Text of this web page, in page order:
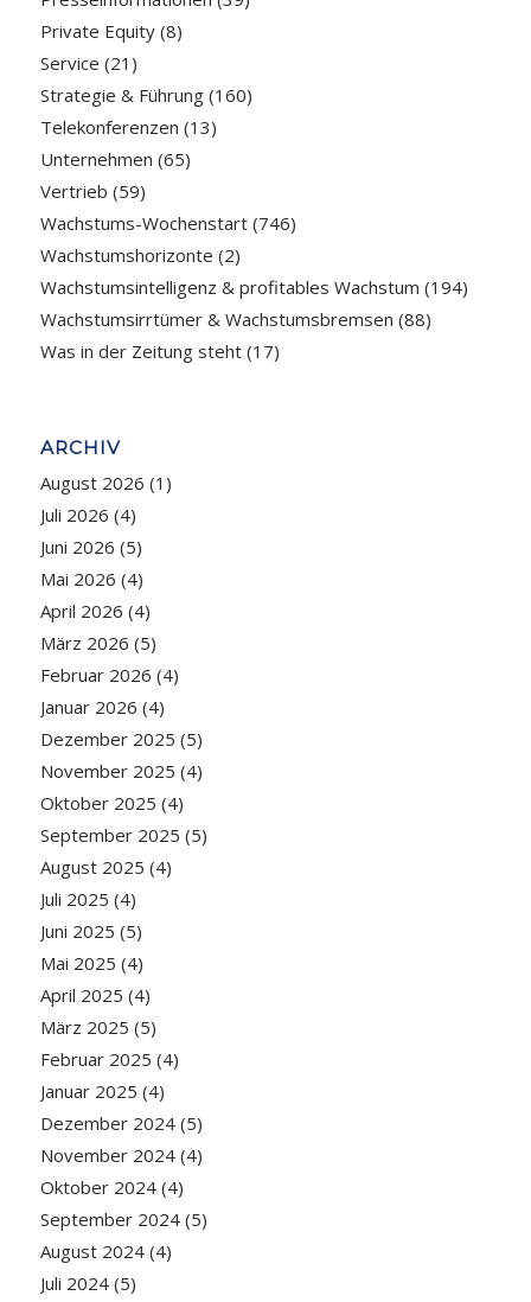
Private Equity(8)
Service (21)
Strategie & Führung(160)
Telekonferenzen (13)
Unternehmen (65)
Vertrieb (59)
Wachstums-Wochenstart(746)
Wachstumshorizonte (2)
Wachstumsintelligenz & profitables Wachstum (194)
Wachstumsirrtümer & Wachstumsbremsen (88)
Was in der Zeitung steht(17)
ARCHIV
August 2026 (1)
Juli 2026 (4)
Juni 2026 (5)
Mai 2026 (4)
April 2026 (4)
März 2026 (5)
Februar 2026 (4)
Januar 2026 (4)
Dezember 2025 (5)
November 2025 (4)
Oktober 2025 (4)
September 2025 (5)
August 2025 (4)
Juli 2025 (4)
Juni 2025 (5)
Mai 2025 (4)
April 2025 (4)
März 2025 (5)
Februar 2025 (4)
Januar 2025 (4)
Dezember 2024(5)
November 2024(4)
Oktober 2024(4)
September 2024(5)
August 2024(4)
Juli 2024(5)